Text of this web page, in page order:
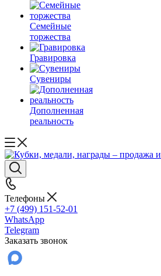
Семейные
торжества
Гравировка
Сувениры
Дополненная
реальность
Телефоны
+7 (499) 151-52-01
WhatsApp
Telegram
Заказать звонок